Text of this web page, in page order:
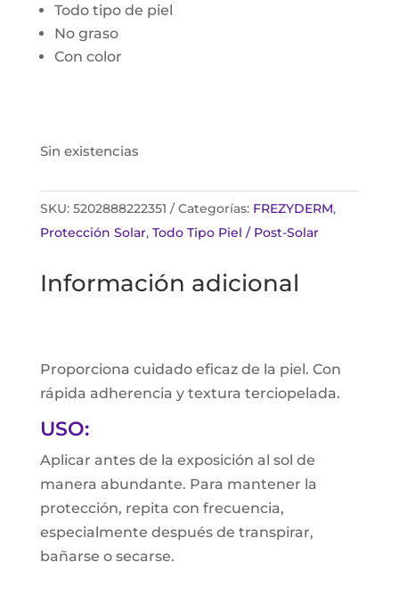
Todo tipo de piel
No graso
Con color
Sin existencias
SKU: 5202888222351 Categorías: FREZYDERM,
Protección Solar, Todo Tipo Piel / Post-Solar
Información adicional
Proporciona cuidado eficaz de la piel. Con
rápida adherencia y textura terciopelada.
USO:
Aplicar antes de la exposición al sol de
manera abundante. Para mantener la
protección, repita con frecuencia,
especialmente después de transpirar,
bañarse o secarse.